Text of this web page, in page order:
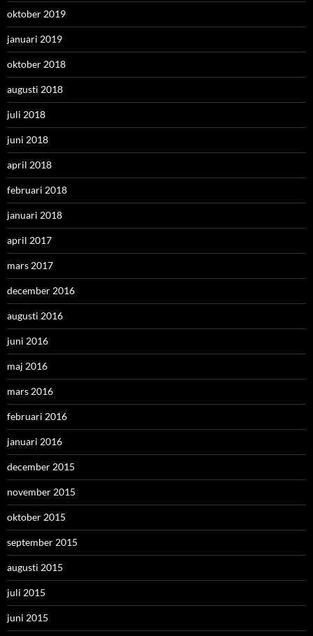
oktober 2019
januari 2019
oktober 2018
augusti 2018
juli 2018
juni 2018
april 2018
februari 2018
januari 2018
april 2017
mars 2017
december 2016
augusti 2016
juni 2016
maj 2016
mars 2016
februari 2016
januari 2016
december 2015
november 2015
oktober 2015
september 2015
augusti 2015
juli 2015
juni 2015